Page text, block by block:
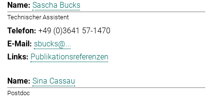
Sascha Bucks
Technischer Assistent
+49 (0)3641 57-1470
sbucks@...
Publikationsreferenzen
Sina Cassau
Postdoc